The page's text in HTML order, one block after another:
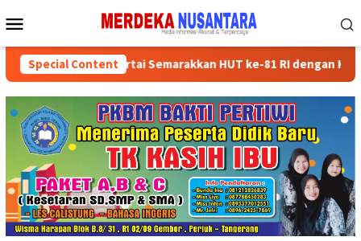
to
Menu
Special Content
Kader Partai Semarakkan HUT ke-81 RI dengan Kegiatan